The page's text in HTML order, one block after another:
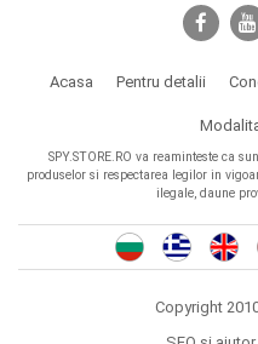
Acasa Pentru detalii
SPY.STORE.RO va reaminteste ca
produselor si respectarea legilor in
ilegale, daune
Copyright